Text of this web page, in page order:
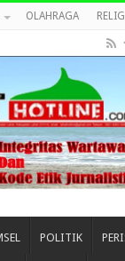
OLAHRAGA
POLITIK